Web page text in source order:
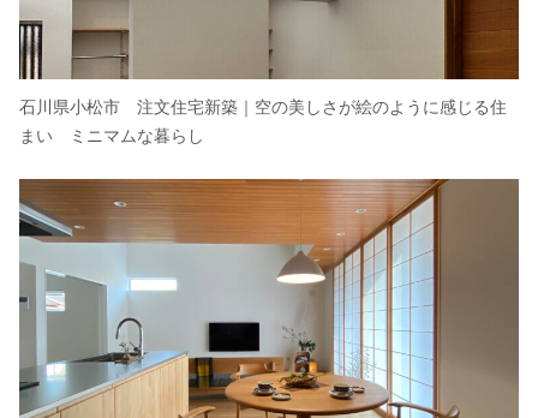
石川県小松市 注文住宅新築｜空の美しさが絵のように感じる住
まい ミニマムな暮らし